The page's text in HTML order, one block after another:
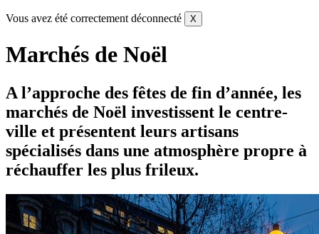
Vous avez été correctement déconnecté X
Marchés de Noël
A l’approche des fêtes de fin d’année, les
marchés de Noël investissent le centre-
ville et présentent leurs artisans
spécialisés dans une atmosphère propre à
réchauffer les plus frileux.